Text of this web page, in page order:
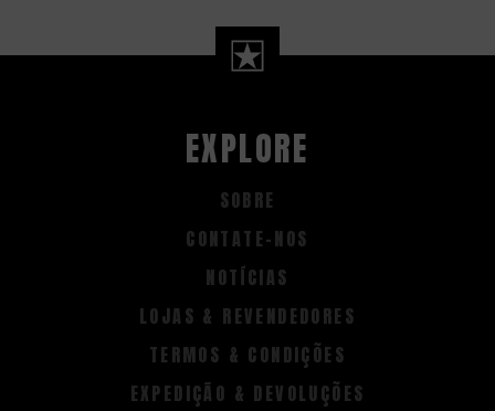
EXPLORE
SOBRE
CONTATE-NOS
NOTÍCIAS
LOJAS & REVENDEDORES
TERMOS & CONDIÇÕES
EXPEDIÇÃO & DEVOLUÇÕES